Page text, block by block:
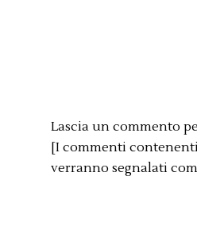
Lascia un commento
[I commenti
verranno segnalati